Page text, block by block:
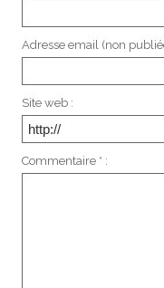
Adresse email (non
Site web :
Commentaire * :